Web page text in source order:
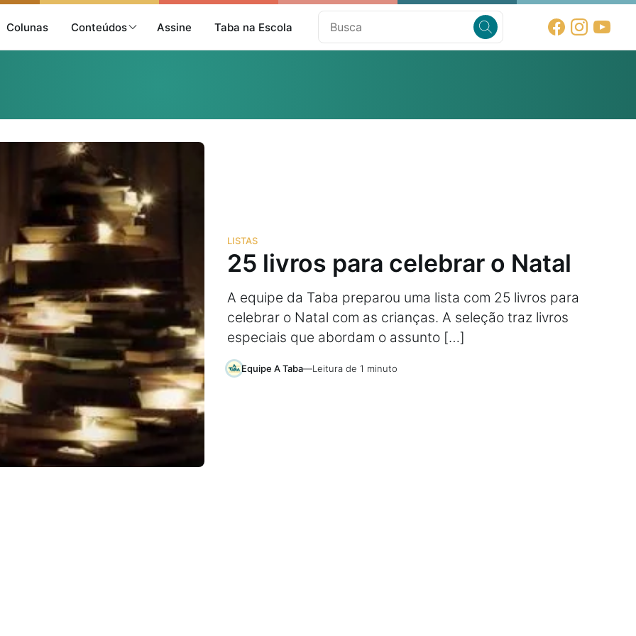
Colunas Conteúdos Assine Taba na Escola
LISTAS
25 livros para celebrar o Natal
A equipe da Taba preparou uma lista com 25 livros para
celebrar o Natal com as crianças. A seleção traz livros
especiais que abordam o assunto […]
Equipe A Taba—Leitura de 1 minuto